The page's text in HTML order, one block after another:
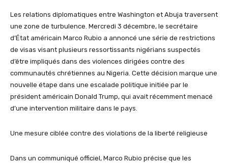
Les relations diplomatiques entre Washington et Abuja traversent
une zone de turbulence. Mercredi 3 décembre, le secrétaire
d’État américain Marco Rubio a annoncé une série de restrictions
de visas visant plusieurs ressortissants nigérians suspectés
d’être impliqués dans des violences dirigées contre des
communautés chrétiennes au Nigeria. Cette décision marque une
nouvelle étape dans une escalade politique initiée par le
président américain Donald Trump, qui avait récemment menacé
d’une intervention militaire dans le pays.
Une mesure ciblée contre des violations de la liberté religieuse
Dans un communiqué officiel, Marco Rubio précise que les